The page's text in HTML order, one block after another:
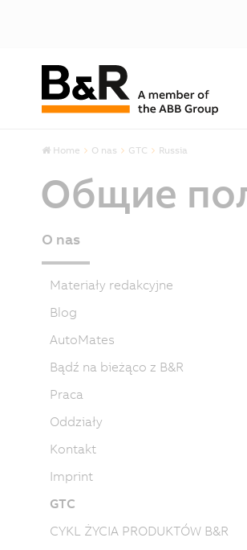
Home O nas GTC Russia
Общие
O nas
Materiały redakcyjne
Blog
AutoMates
Bądź na bieżąco z B&R
Praca
Oddziały
Kontakt
Imprint
GTC
CYKL ŻYCIA PRODUKTÓW B&R